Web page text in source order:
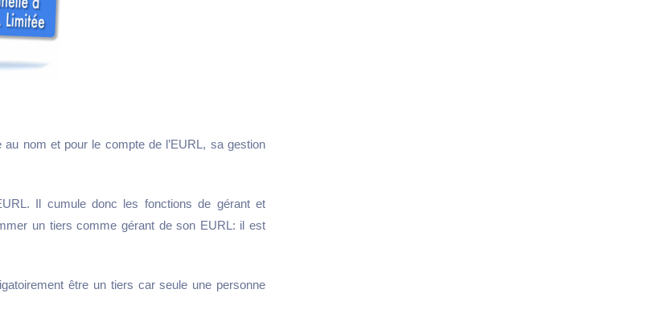
au nom et pour le compte de l’EURL, sa gestion
Il cumule donc les fonctions de gérant et
un tiers comme gérant de son EURL: il est
être un tiers car seule une personne